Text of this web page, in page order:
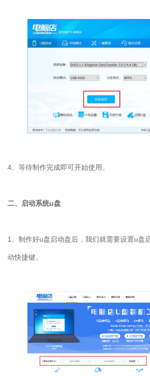
4、等待制作完成即可开始使用。
二、启动系统u盘
1、制作好u盘启动盘后，我们就需要设置u盘
动快捷键。